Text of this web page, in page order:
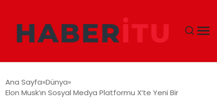
Ana Sayfa Dünya
Elon Musk’ın Sosyal Medya Platformu X’te Yeni Bir